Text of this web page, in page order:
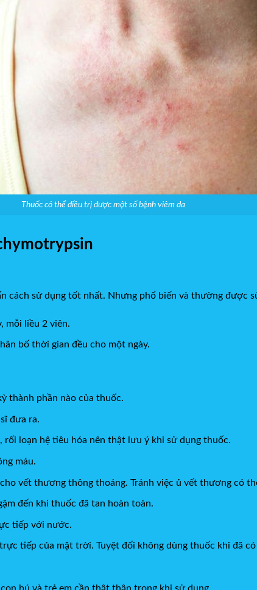
Thuốc có thể điều trị được một số bệnh viêm da
cách sử dụng tốt nhất. Nhưng phổ biến và thường được
mỗi liều 2 viên.
bố thời gian đều cho một ngày.
thành phần nào của thuốc.
đưa ra.
rối loạn hệ tiêu hóa nên thật lưu ý khi sử dụng thuốc.
máu.
vết thương thông thoáng. Tránh việc ủ vết thương có
đến khi thuốc đã tan hoàn toàn.
tiếp với nước.
tiếp của mặt trời. Tuyệt đối không dùng thuốc khi đã
bú và trẻ em cần thật thận trọng khi sử dụng.